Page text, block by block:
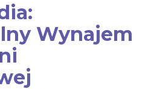
Wynajem